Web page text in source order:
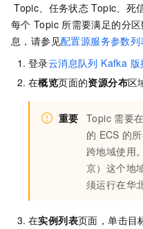
Topic、任务状态 Topic、死
每个 Topic 所需要满足的分
息，请参见配置源服务参数列
登录云消息队列 Kafka 版
在概览页面的资源分布区
重要 Topic 需要
的 ECS 的
跨地域使用
京）这个地
须运行在华
在实例列表页面，单击目